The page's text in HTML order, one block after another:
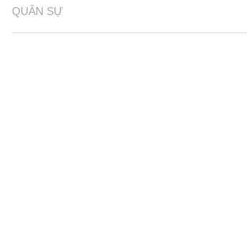
QUÂN SỰ